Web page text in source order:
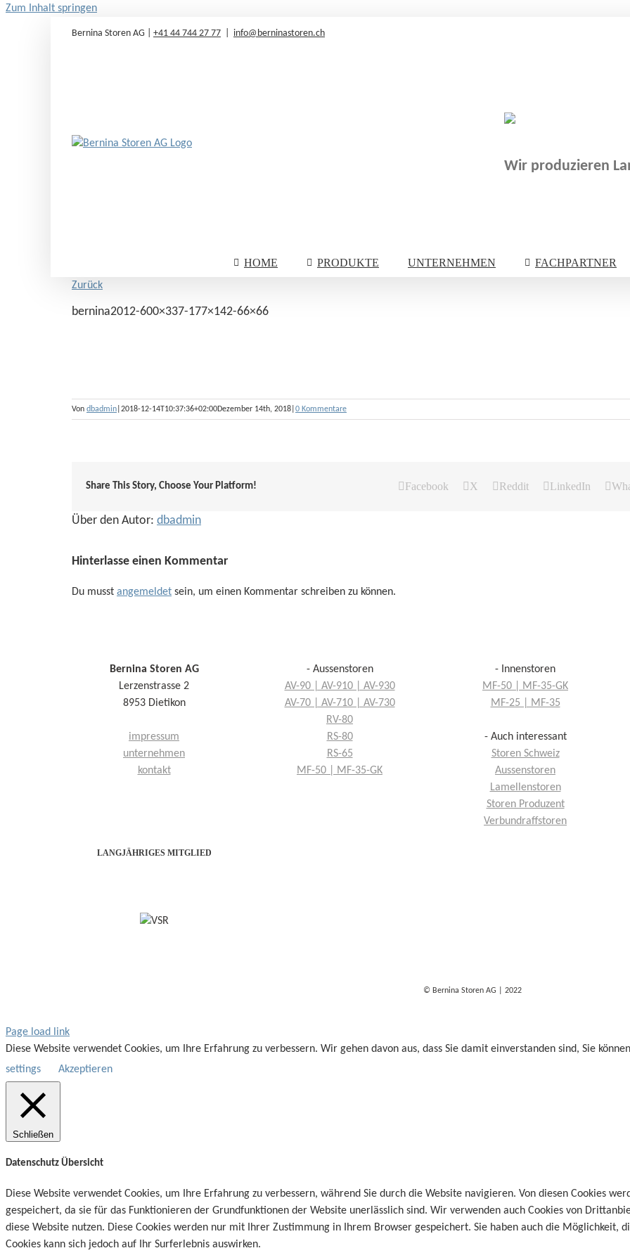
Zum Inhalt springen
Bernina Storen AG | +41 44 744 27 77 info@berninastoren.ch
Wir produzieren
HOME PRODUKTE UNTERNEHMEN FACHPARTNER
Zurück
bernina2012-600×337-177×142-66×66
Von dbadmin 2018-12-14T10:37:36+02:00Dezember 14th, 2018 0 Kommentare
Share This Story, Choose Your Platform! Facebook X Reddit LinkedIn
Über den Autor: dbadmin
Hinterlasse einen Kommentar
Du musst angemeldet sein, um einen Kommentar schreiben zu können.
Bernina Storen AG
Lerzenstrasse 2
8953 Dietikon
impressum
unternehmen
kontakt
- Aussenstoren
AV-90 | AV-910 | AV-930
AV-70 | AV-710 | AV-730
RV-80
RS-80
RS-65
MF-50 | MF-35-GK
- Innenstoren
MF-50 | MF-35-GK
MF-25 | MF-35
- Auch interessant
Storen Schweiz
Aussenstoren
Lamellenstoren
Storen Produzent
Verbundraffstoren
LANGJÄHRIGES MITGLIED
© Bernina Storen AG | 2022
Page load link
Diese Website verwendet Cookies, um Ihre Erfahrung zu verbessern. Wir gehen davon aus, dass Sie damit einverstanden sind, Sie
settings
Akzeptieren
Schließen
Datenschutz Übersicht
Diese Website verwendet Cookies, um Ihre Erfahrung zu verbessern, während Sie durch die Website navigieren. Von diesen Cookies
gespeichert, da sie für das Funktionieren der Grundfunktionen der Website unerlässlich sind. Wir verwenden auch Cookies von
diese Website nutzen. Diese Cookies werden nur mit Ihrer Zustimmung in Ihrem Browser gespeichert. Sie haben auch die Möglichkeit,
Cookies kann sich jedoch auf Ihr Surferlebnis auswirken.